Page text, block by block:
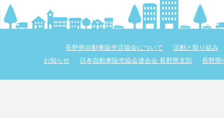
長野県自動車販売店協会について
活動と取り組み
お知らせ
日本自動車販売協会連合会 長野県支部 長野県